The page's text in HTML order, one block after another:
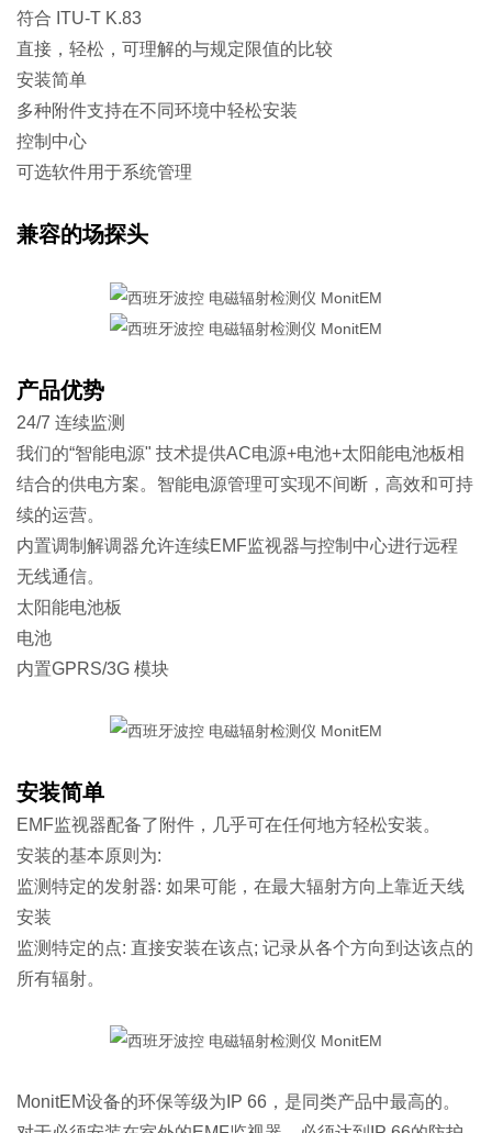
符合 ITU-T K.83
直接，轻松，可理解的与规定限值的比较
安装简单
多种附件支持在不同环境中轻松安装
控制中心
可选软件用于系统管理
兼容的场探头
产品优势
24/7 连续监测
我们的“智能电源" 技术提供AC电源+电池+太阳能电池板相
结合的供电方案。智能电源管理可实现不间断，高效和可持
续的运营。
内置调制解调器允许连续EMF监视器与控制中心进行远程
无线通信。
太阳能电池板
电池
内置GPRS/3G 模块
安装简单
EMF监视器配备了附件，几乎可在任何地方轻松安装。
安装的基本原则为:
监测特定的发射器: 如果可能，在最大辐射方向上靠近天线
安装
监测特定的点: 直接安装在该点; 记录从各个方向到达该点的
所有辐射。
MonitEM设备的环保等级为IP 66，是同类产品中最高的。